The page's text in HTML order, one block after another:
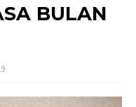
BULAN